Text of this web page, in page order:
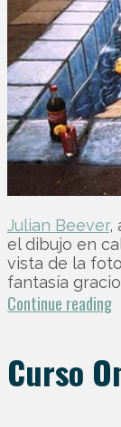
Julian Beever,
el dibujo en
vista de la
fantasía
Continue reading
Curso